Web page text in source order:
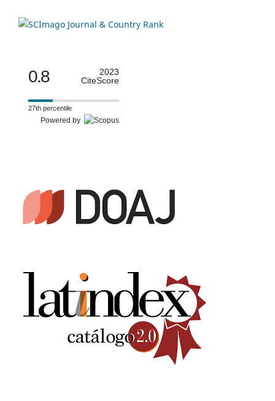
0.8
2023
CiteScore
27th percentile
Powered by